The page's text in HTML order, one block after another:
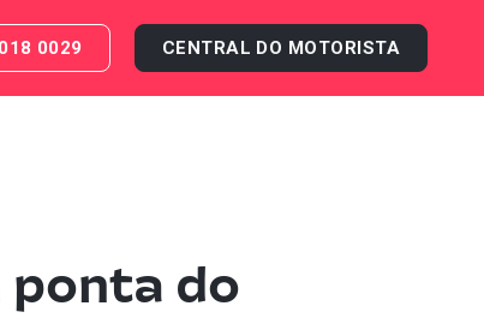
0029 CENTRAL DO MOTORISTA
ponta do